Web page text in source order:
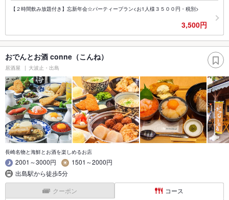
【２時間飲み放題付き】忘新年会☆パーティープラン<お1人様３５００円・税別>
3,500円
おでんとお酒 conne（こんね）
居酒屋 大波止・出島
長崎名物と海鮮とお酒を楽しめるお店
2001～3000円
1501～2000円
出島駅から徒歩5分
クーポン コース